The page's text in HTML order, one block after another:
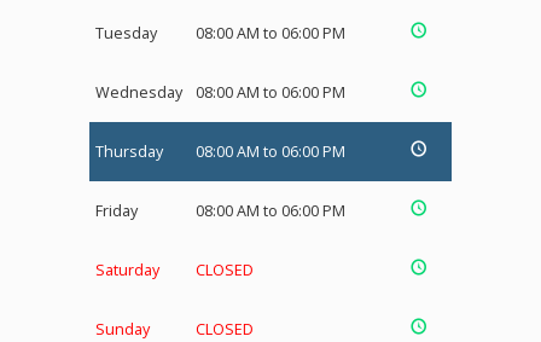
Tuesday 08:00 AM to 06:00 PM
Wednesday 08:00 AM to 06:00 PM
Thursday 08:00 AM to 06:00 PM
Friday 08:00 AM to 06:00 PM
Saturday CLOSED
Sunday CLOSED